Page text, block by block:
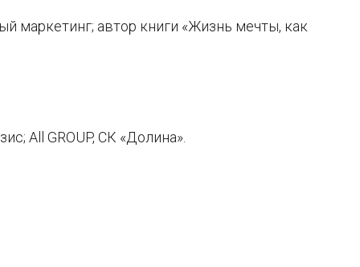
маркетинг; автор книги «Жизнь мечты, как
All GROUP, СК «Долина».